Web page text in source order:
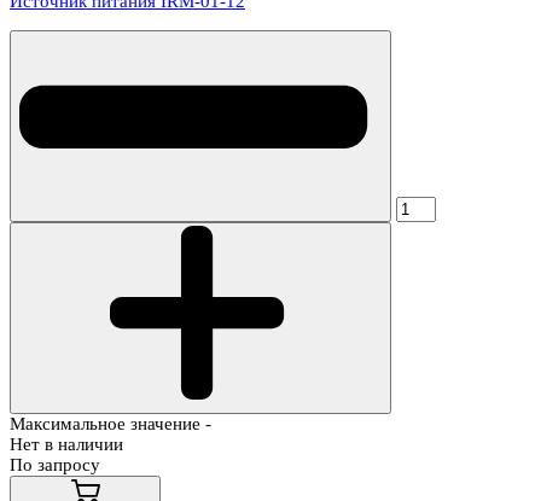
Максимальное значение -
Нет в наличии
По запросу